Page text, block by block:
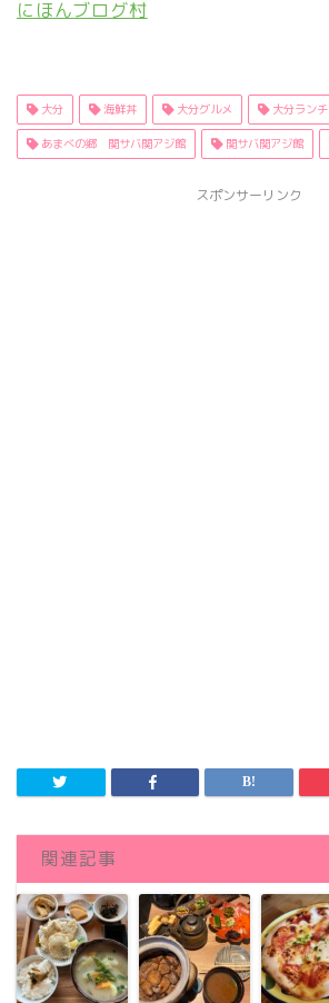
にほんブログ村
大分 海鮮丼 大分グルメ 大分ランチ
あまべの郷 関サバ関アジ館 関サバ関アジ館
スポンサーリンク
関連記事